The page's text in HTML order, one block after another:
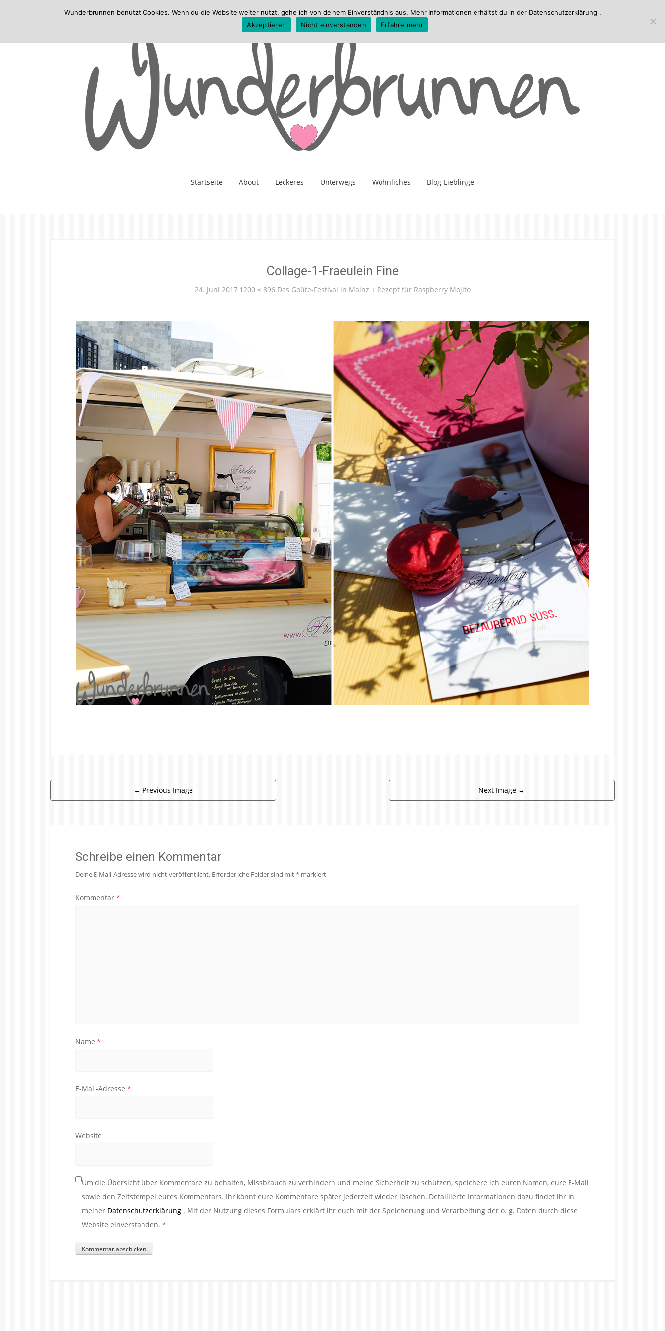
Startseite About Leckeres Unterwegs Wohnliches Blog-Lieblinge
Collage-1-Fraeulein Fine
24. Juni 2017 1200 × 896 Das Goûte-Festival in Mainz + Rezept für Raspberry Mojito
← Previous Image Next Image →
Schreibe einen Kommentar
Deine E-Mail-Adresse wird nicht veröffentlicht. Erforderliche Felder sind mit* markiert
Kommentar *
Name *
E-Mail-Adresse *
Website
Um die Übersicht über Kommentare zu behalten, Missbrauch zu verhindern und meine Sicherheit zu schützen, speichere ich euren Namen, eure E-Mail
sowie den Zeitstempel eures Kommentars. Ihr könnt eure Kommentare später jederzeit wieder löschen. Detaillierte Informationen dazu findet ihr in
meiner Datenschutzerklärung . Mit der Nutzung dieses Formulars erklärt ihr euch mit der Speicherung und Verarbeitung der o. g. Daten durch diese
Website einverstanden. *
Wunderbrunnen benutzt Cookies. Wenn du die Website weiter nutzt, gehe ich von deinem Einverständnis aus. Mehr Informationen erhältst du in der Datenschutzerklärung .
Akzeptieren
Nicht einverstanden Erfahre mehr